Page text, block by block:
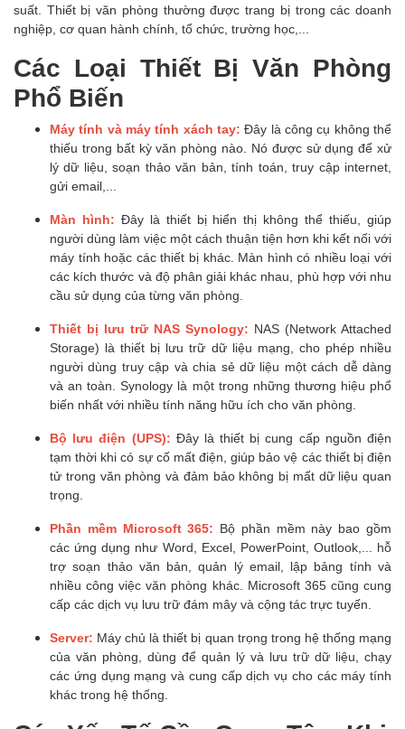
suất. Thiết bị văn phòng thường được trang bị trong các doanh
nghiệp, cơ quan hành chính, tổ chức, trường học,...
Các Loại Thiết Bị Văn Phòng
Phổ Biến
Máy tính và máy tính xách tay: Đây là công cụ không thể
thiếu trong bất kỳ văn phòng nào. Nó được sử dụng để xử
lý dữ liệu, soạn thảo văn bản, tính toán, truy cập internet,
gửi email,...
Màn hình: Đây là thiết bị hiển thị không thể thiếu, giúp
người dùng làm việc một cách thuận tiện hơn khi kết nối với
máy tính hoặc các thiết bị khác. Màn hình có nhiều loại với
các kích thước và độ phân giải khác nhau, phù hợp với nhu
cầu sử dụng của từng văn phòng.
Thiết bị lưu trữ NAS Synology: NAS (Network Attached
Storage) là thiết bị lưu trữ dữ liệu mạng, cho phép nhiều
người dùng truy cập và chia sẻ dữ liệu một cách dễ dàng
và an toàn. Synology là một trong những thương hiệu phổ
biến nhất với nhiều tính năng hữu ích cho văn phòng.
Bộ lưu điện (UPS): Đây là thiết bị cung cấp nguồn điện
tạm thời khi có sự cố mất điện, giúp bảo vệ các thiết bị điện
tử trong văn phòng và đảm bảo không bị mất dữ liệu quan
trọng.
Phần mềm Microsoft 365: Bộ phần mềm này bao gồm
các ứng dụng như Word, Excel, PowerPoint, Outlook,... hỗ
trợ soạn thảo văn bản, quản lý email, lập bảng tính và
nhiều công việc văn phòng khác. Microsoft 365 cũng cung
cấp các dịch vụ lưu trữ đám mây và cộng tác trực tuyến.
Server: Máy chủ là thiết bị quan trọng trong hệ thống mạng
của văn phòng, dùng để quản lý và lưu trữ dữ liệu, chạy
các ứng dụng mạng và cung cấp dịch vụ cho các máy tính
khác trong hệ thống.